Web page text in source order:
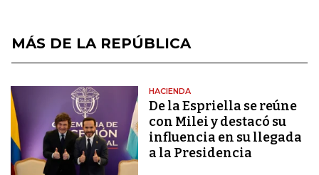
MÁS DE LA REPÚBLICA
HACIENDA
De la Espriella se reúne
con Milei y destacó su
influencia en su llegada
a la Presidencia